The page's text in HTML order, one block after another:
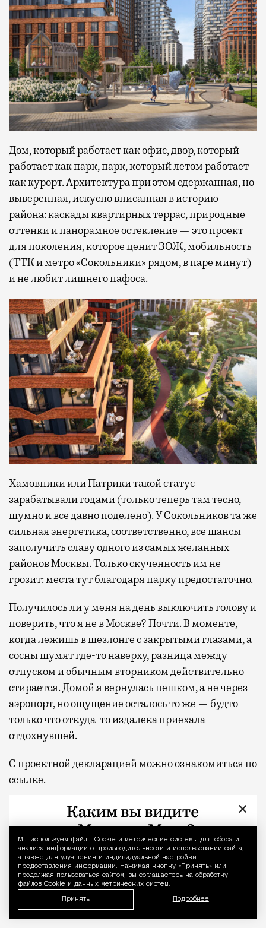
Уведомление
Мы используем файлы Сookie и метрические системы для сбора и
анализа информации о производительности и использовании сайта,
а также для улучшения и индивидуальной настройки
предоставления информации. Нажимая кнопку «Принять» или
продолжая пользоваться сайтом, вы соглашаетесь на обработку
файлов Cookie и данных метрических систем.
Принять Подробнее
Дом, который работает как офис, двор, который
работает как парк, парк, который летом работает
как курорт. Архитектура при этом сдержанная, но
выверенная, искусно вписанная в историю
района: каскады квартирных террас, природные
оттенки и панорамное остекление — это проект
для поколения, которое ценит ЗОЖ, мобильность
(ТТК и метро «Сокольники» рядом, в паре минут)
и не любит лишнего пафоса.
Хамовники или Патрики такой статус
зарабатывали годами (только теперь там тесно,
шумно и все давно поделено). У Сокольников та же
сильная энергетика, соответственно, все шансы
заполучить славу одного из самых желанных
районов Москвы. Только скученность им не
грозит: места тут благодаря парку предостаточно.
Получилось ли у меня на день выключить голову и
поверить, что я не в Москве? Почти. В моменте,
когда лежишь в шезлонге с закрытыми глазами, а
сосны шумят где-то наверху, разница между
отпуском и обычным вторником действительно
стирается. Домой я вернулась пешком, а не через
аэропорт, но ощущение осталось то же — будто
только что откуда-то издалека приехала
отдохнувшей.
С проектной декларацией можно ознакомиться по
ссылке.
пресс-служба девелоперской компании
«Новая Эра» и пресс-служба АНО «Развитие
парков»
Отпуск в этом году у меня кочует: сначала
Реклама
квартал «КОД Сокольники»
×